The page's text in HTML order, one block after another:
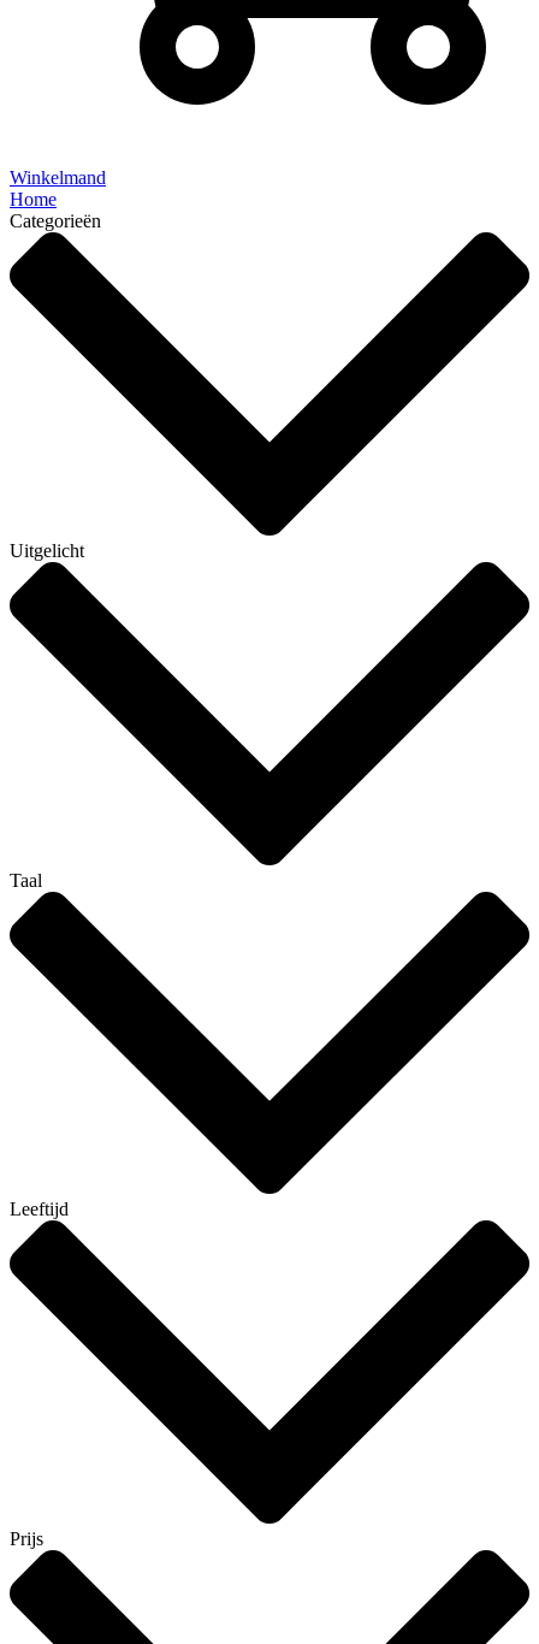
Winkelmand
Home
Categorieën
Uitgelicht
Taal
Leeftijd
Prijs